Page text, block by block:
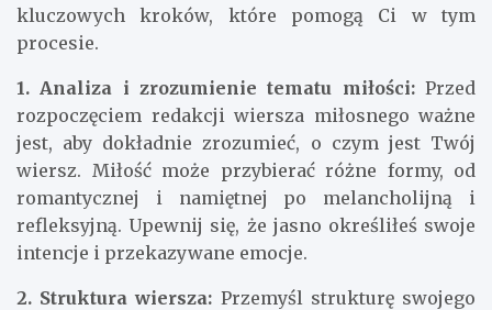
kluczowych kroków, które pomogą Ci w tym
procesie.
1. Analiza i zrozumienie tematu miłości:Przed
rozpoczęciem redakcji wiersza miłosnego ważne
jest, aby dokładnie zrozumieć, o czym jest Twój
wiersz. Miłość może przybierać różne formy, od
romantycznej i namiętnej po melancholijną i
refleksyjną. Upewnij się, że jasno określiłeś swoje
intencje i przekazywane emocje.
2. Struktura wiersza: Przemyśl strukturę swojego